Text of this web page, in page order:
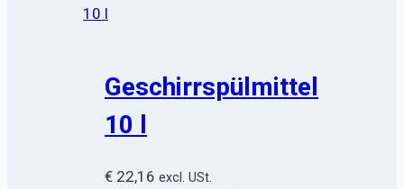
Geschirrspülmittel
10 l
€ 22,16 excl. USt.